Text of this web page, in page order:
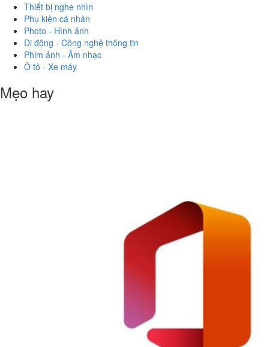
Thiết bị nghe nhìn
Phụ kiện cá nhân
Photo - Hình ảnh
Di động - Công nghệ thông tin
Phim ảnh - Âm nhạc
Ô tô - Xe máy
Mẹo hay